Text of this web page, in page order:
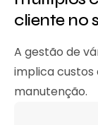
cliente no
A gestão de
implica custos
manutenção.